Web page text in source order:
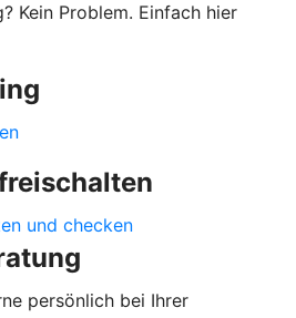
Kein Problem. Einfach hier
und checken
persönlich bei Ihrer